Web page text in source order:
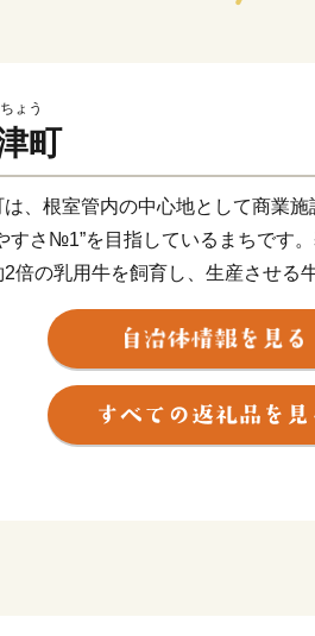
ょう
町
、根室管内の中心地として商業
すさ№1”を目指しているまちです
2倍の乳用牛を飼育し、生産させる
ス！ゴーダチーズなどの様々な乳製
街地から車で5分の日本最東端の「
界遺産、阿寒湖、屈斜路湖、摩周湖
空の玄関として、観光やビジネス